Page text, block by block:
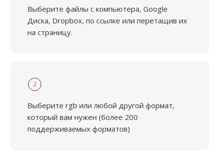
Выберите файлы с компьютера, Google
Диска, Dropbox, по ссылке или перетащив их
на страницу.
2
Выберите rgb или любой другой формат,
который вам нужен (более 200
поддерживаемых форматов)